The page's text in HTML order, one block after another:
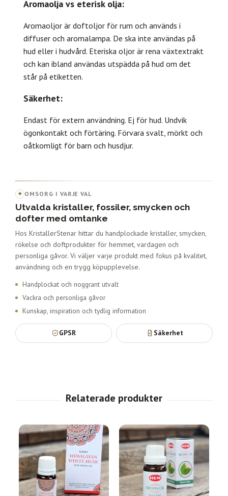
Aromaolja vs eterisk olja:
Aromaoljor är doftoljor för rum och används i
diffuser och aromalampa. De ska inte användas på
hud eller i hudvård. Eteriska oljor är rena växtextrakt
och kan ibland användas utspädda på hud om det
står på etiketten.
Säkerhet:
Endast för extern användning. Ej för hud. Undvik
ögonkontakt och förtäring. Förvara svalt, mörkt och
oåtkomligt för barn och husdjur.
✦ OMSORG I VARJE VAL
Utvalda kristaller, fossiler, smycken och
dofter med omtanke
Hos KristallerStenar hittar du handplockade kristaller, smycken,
rökelse och doftprodukter för hemmet, vardagen och
personliga gåvor. Vi väljer varje produkt med fokus på kvalitet,
användning och en trygg köpupplevelse.
Handplockat och noggrant utvalt
Vackra och personliga gåvor
Kunskap, inspiration och tydlig information
GPSR Säkerhet